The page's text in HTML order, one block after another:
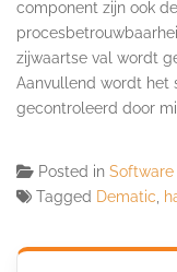
component zijn ook
zijwaartse val wordt
Aanvullend wordt het
gecontroleerd door
Posted in Software
Tagged Dematic